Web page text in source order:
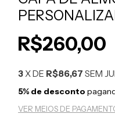
R$260,00
3X DE R$86,67 SEM
5% de desconto
VER MEIOS DE